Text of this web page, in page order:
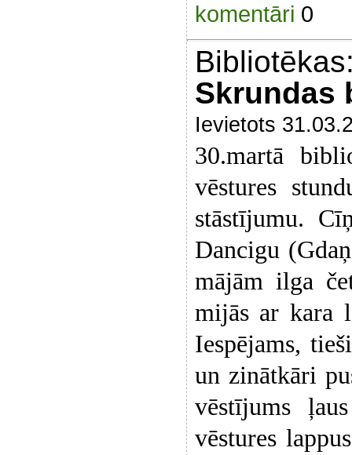
komentāri 0
Skrundas
Ievietots
30.martā
vēstures
stāstījumu.
Dancigu
mājām ilga
mijās ar kara
Iespējams,
un zinātkāri
vēstījums
vēstures